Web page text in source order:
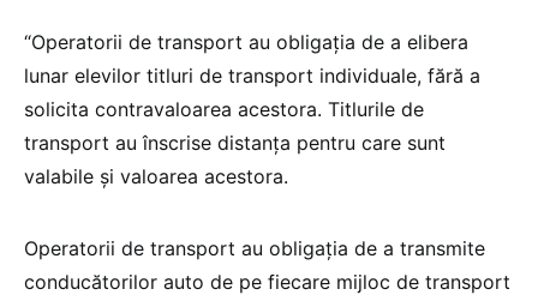
“Operatorii de transport au obligația de a elibera
lunar elevilor titluri de transport individuale, fără a
solicita contravaloarea acestora. Titlurile de
transport au înscrise distanța pentru care sunt
valabile și valoarea acestora.
Operatorii de transport au obligația de a transmite
conducătorilor auto de pe fiecare mijloc de transport